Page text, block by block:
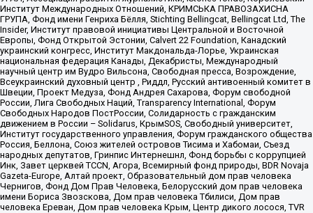
Институт Международных Отношений, КРИМСЬКА ПРАВОЗАХИСНА
ГРУПА, Фонд имени Генриха Бёлля, Stichting Bellingcat, Bellingcat Ltd, The
Insider, Институт правовой инициативы Центральной и Восточной
Европы, Фонд Открытой Эстонии, Calvert 22 Foundation, Канадский
украинский конгресс, Институт Макдональда-Лорье, Украинская
национальная федерация Канады, Декабристы, Международный
научный центр им Вудро Вильсона, Свободная пресса, Возрождение,
Всеукраинский духовный центр , Риддл, Русский антивоенный комитет в
Швеции, Проект Медуза, Фонд Андрея Сахарова, Форум свободной
России, Лига Свободных Наций, Transparеncy International, Форум
Свободных Народов ПостРоссии, Солидарность с гражданским
движением в России – Solidarus, КрымSOS, Свободный университет,
Институт государственного управления, Форум гражданского общества
Россия, Беллона, Союз жителей островов Тисима и Хабомаи, Съезд
народных депутатов, Гринпис Интернешнл, Фонд борьбы с коррупцией
Инк, Завет церквей TCCN, Агора, Всемирный фонд природы, BDR Novaja
Gazeta-Europe, Алтай проект, Образовательный дом прав человека
Чернигов, Фонд Дом Прав Человека, Белорусский дом прав человека
имени Бориса Звозскова, Дом прав человека Тбилиси, Дом прав
человека Ереван, Дом прав человека Крым, Центр дикого лосося, TVR